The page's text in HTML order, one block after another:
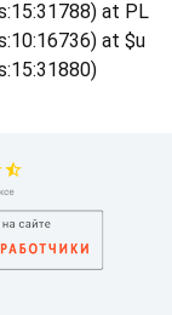
at PL
at $u